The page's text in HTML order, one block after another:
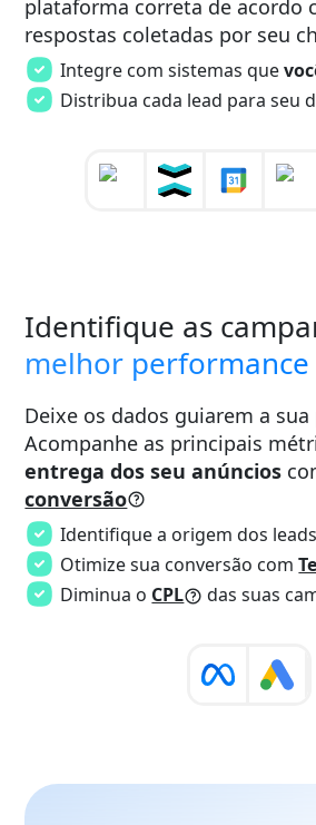
plataforma correta de acordo
respostas coletadas por seu
Integre com sistemas que
Distribua cada lead para seu
Identifique as
melhor performance
Deixe os dados guiarem a
Acompanhe as principais
entrega dos seu anúncios
conversão
Identifique a origem dos
Otimize sua conversão com
Diminua o CPL das suas